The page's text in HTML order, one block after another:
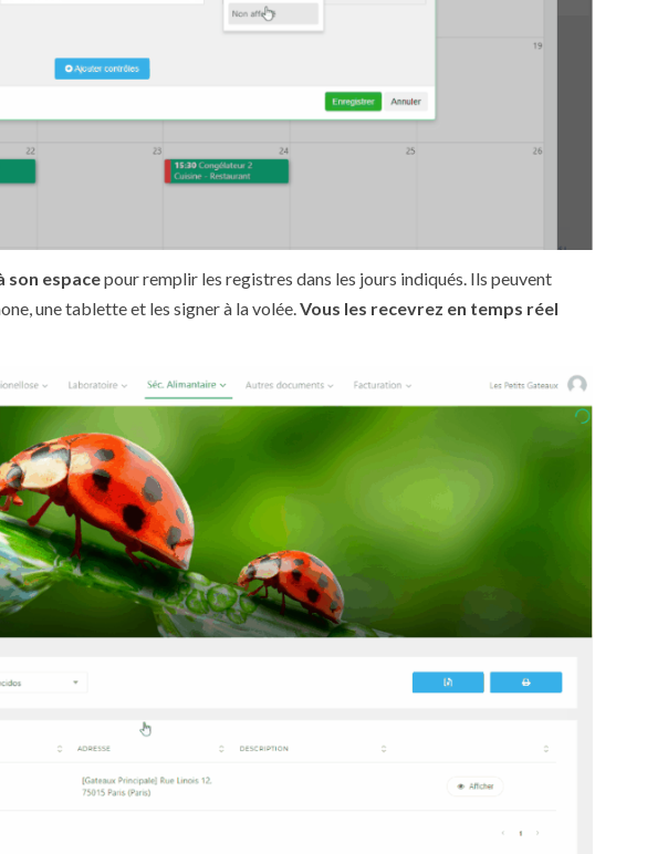
son espacepour remplir les registres dans les jours indiqués. Ils peuvent
une tablette et les signer à la volée.Vous les recevrez en temps réel